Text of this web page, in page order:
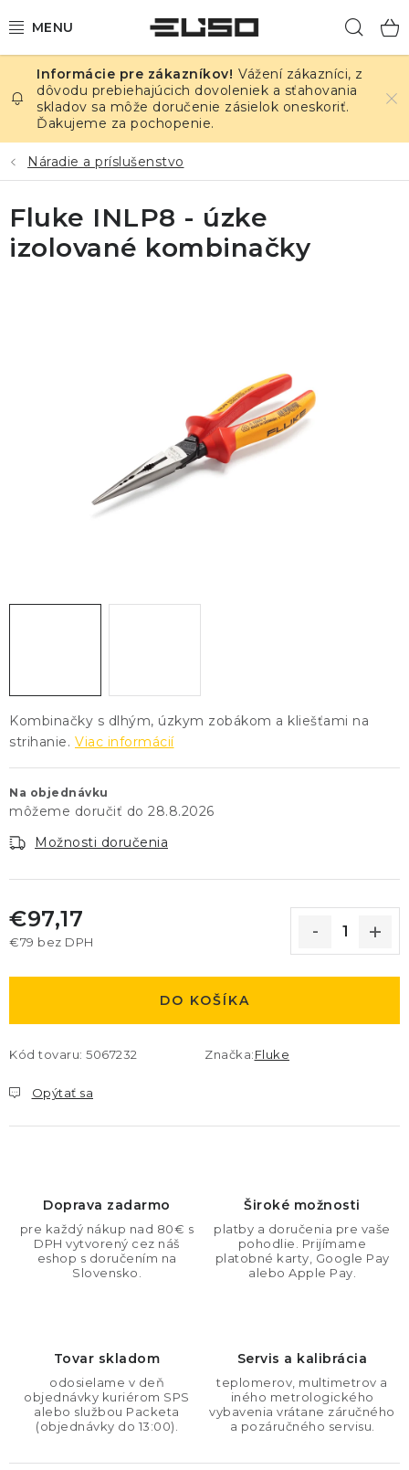
na
ELEKTRINA
TEPLOTA A VLHKOSŤ
TLAK A ÚNIKY
ZÁZNAMNÍKY
Vážení zákazníci, z
dôvodu prebiehajúcich dovoleniek a sťahovania
skladov sa môže doručenie zásielok oneskoriť.
Ďakujeme za pochopenie.
Náradie a príslušenstvo
Kombinačky s dlhým, úzkym zobákom a kliešťami na
strihanie. Viac informácií
Na objednávku
28.8.2026
Možnosti doručenia
€97,17
€79 bez DPH
DO KOŠÍKA
Kód tovaru: 5067232 Značka:Fluke
Opýtať sa
Fluke INLP8 - úzke
izolované kombinačky
Doprava zadarmo
pre každý nákup nad 80€ s
DPH vytvorený cez náš
eshop s doručením na
Slovensko.
Široké možnosti
platby a doručenia pre vaše
pohodlie. Prijímame
platobné karty, Google Pay
alebo Apple Pay.
Tovar skladom
odosielame v deň
objednávky kuriérom SPS
alebo službou Packeta
(objednávky do 13:00).
Servis a kalibrácia
teplomerov, multimetrov a
iného metrologického
vybavenia vrátane záručného
a pozáručného servisu.